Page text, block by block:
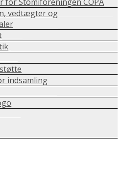
vedtægter og
indsamling